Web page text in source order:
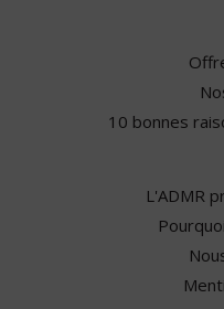
10 bonnes
L'ADMR